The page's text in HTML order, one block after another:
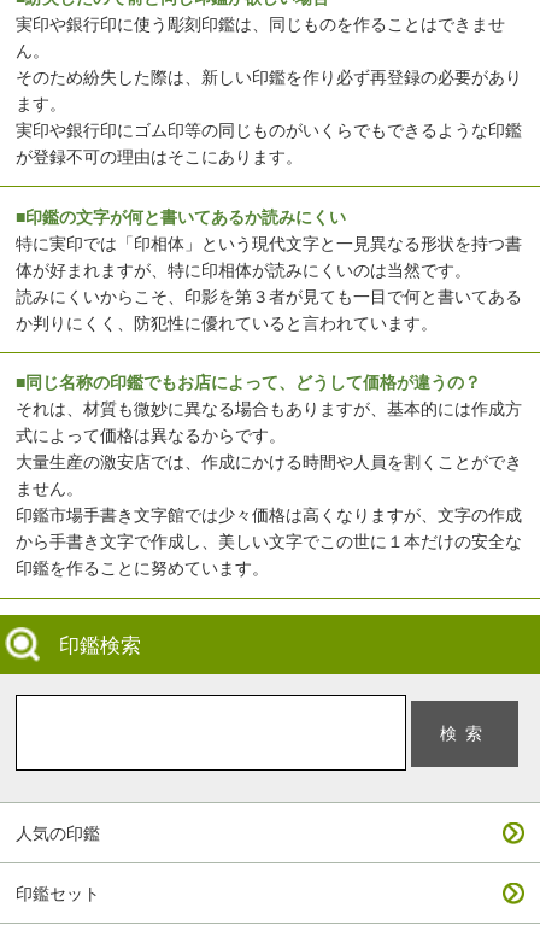
実印や銀行印に使う彫刻印鑑は、同じものを作ることはできませ
ん。
そのため紛失した際は、新しい印鑑を作り必ず再登録の必要があり
ます。
実印や銀行印にゴム印等の同じものがいくらでもできるような印鑑
が登録不可の理由はそこにあります。
■印鑑の文字が何と書いてあるか読みにくい
特に実印では「印相体」という現代文字と一見異なる形状を持つ書
体が好まれますが、特に印相体が読みにくいのは当然です。
読みにくいからこそ、印影を第３者が見ても一目で何と書いてある
か判りにくく、防犯性に優れていると言われています。
■同じ名称の印鑑でもお店によって、どうして価格が違うの？
それは、材質も微妙に異なる場合もありますが、基本的には作成方
式によって価格は異なるからです。
大量生産の激安店では、作成にかける時間や人員を割くことができ
ません。
印鑑市場手書き文字館では少々価格は高くなりますが、文字の作成
から手書き文字で作成し、美しい文字でこの世に１本だけの安全な
印鑑を作ることに努めています。
印鑑検索
人気の印鑑
印鑑セット